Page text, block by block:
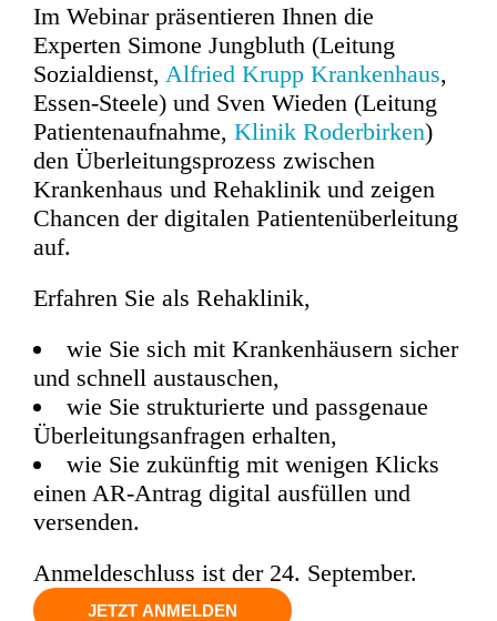
Im Webinar präsentieren Ihnen die
Experten Simone Jungbluth (Leitung
Sozialdienst, Alfried Krupp Krankenhaus,
Essen-Steele) und Sven Wieden (Leitung
Patientenaufnahme, Klinik Roderbirken)
den Überleitungsprozess zwischen
Krankenhaus und Rehaklinik und zeigen
Chancen der digitalen Patientenüberleitung
auf.
Erfahren Sie als Rehaklinik,
wie Sie sich mit Krankenhäusern sicher
und schnell austauschen,
wie Sie strukturierte und passgenaue
Überleitungsanfragen erhalten,
wie Sie zukünftig mit wenigen Klicks
einen AR-Antrag digital ausfüllen und
versenden.
Anmeldeschluss ist der 24. September.
JETZT ANMELDEN